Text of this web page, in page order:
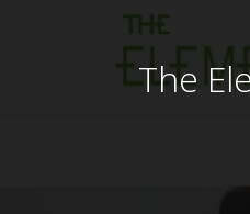
The